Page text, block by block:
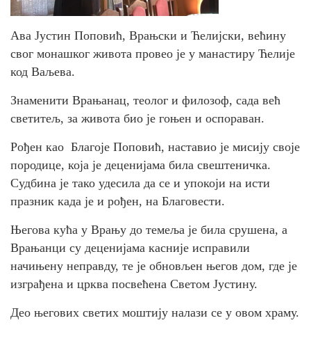
Ава Јустин Поповић, Врањски и Ћелијски, већину
свог монашког живота провео је у манастиру Ћелије
код Ваљева.
Знаменити Врањанац, теолог и филозоф, сада већ
светитељ, за живота био је гоњен и оспораван.
Рођен као Благоје Поповић, наставио је мисију своје
породице, која је деценијама била свештеничка.
Судбина је тако удесила да се и упокоји на исти
празник када је и рођен, на Благовести.
Његова кућа у Врању до темеља је била срушена, а
Врањанци су деценијама касније исправили
начињену неправду, те је обновљен његов дом, где је
изграђена и црква посвећена Светом Јустину.
Део његових светих моштију налази се у овом храму.